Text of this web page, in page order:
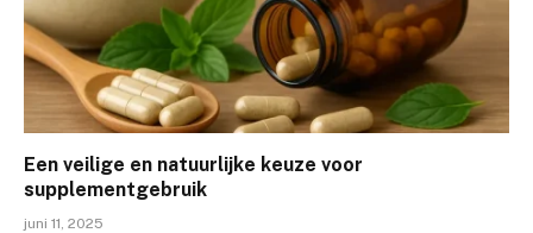
Een veilige en natuurlijke keuze voor
supplementgebruik
juni 11, 2025